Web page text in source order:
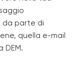
da parte di
quella e-mail